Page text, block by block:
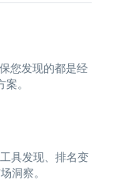
您发现的都是经
。
具发现、排名变
洞察。